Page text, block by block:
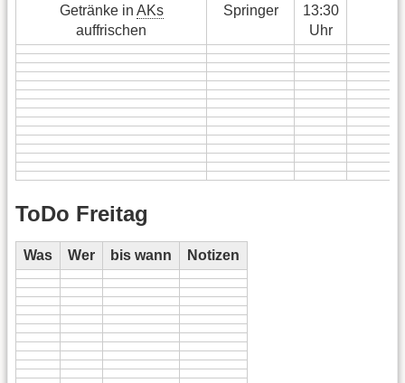
Getränke in AKs
auffrischen
Springer
13:30
Uhr
ToDo Freitag
Was Wer bis wann Notizen